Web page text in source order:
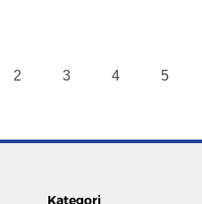
2 3 4 5
Kategori